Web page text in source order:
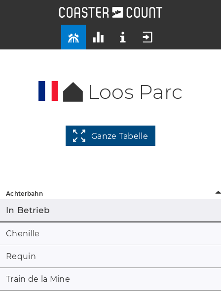
Loos Parc
Ganze Tabelle
Achterbahn
In Betrieb
Chenille
Requin
Train de la Mine